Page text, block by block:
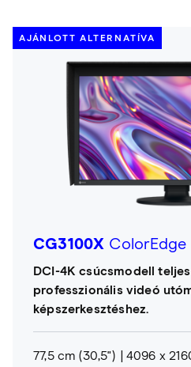
AJÁNLOTT ALTERNATÍVA
CG3100X ColorEdge
DCI-4K csúcsmodell
professzionális videó
képszerkesztéshez.
77,5 cm (30,5")
4096 x